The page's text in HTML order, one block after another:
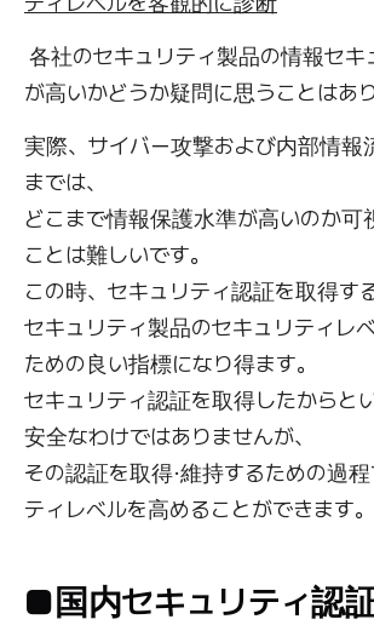
各社のセキュリティ製品の情報セキ
が高いかどうか疑問に思うことはあ
実際、サイバー攻撃および内部情報
までは、
どこまで情報保護水準が高いのか可
ことは難しいです。
この時、セキュリティ認証を取得す
セキュリティ製品のセキュリティレ
ための良い指標になり得ます。
セキュリティ認証を取得したからと
安全なわけではありませんが、
その認証を取得·維持するための過
ティレベルを高めることができます。
■国内セキュリティ認